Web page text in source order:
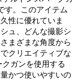
す。このアイテム
性に優れていま
ュ、どんな撮影シ
まざまな角度から
クリエイティブな
ガンを使用する
かつ使いやすいの